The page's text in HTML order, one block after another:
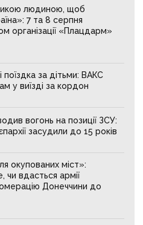
людиною, щоб
7 та 8 серпня
організації «Плацдарм»
поїздка за дітьми: ВАКС
у виїзді за кордон
вогонь на позиції ЗСУ:
засудили до 15 років
окупованих міст»:
чи вдасться армії
Донеччини до